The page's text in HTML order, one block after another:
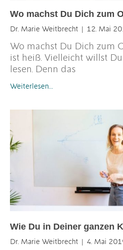
Wo machst Du Dich zum
Dr. Marie Weitbrecht 12. Mai
Wo machst Du Dich zum
ist heiß. Vielleicht willst
lesen. Denn das
Weiterlesen…
Wie Du in Deiner ganzen
Dr. Marie Weitbrecht 4. Mai